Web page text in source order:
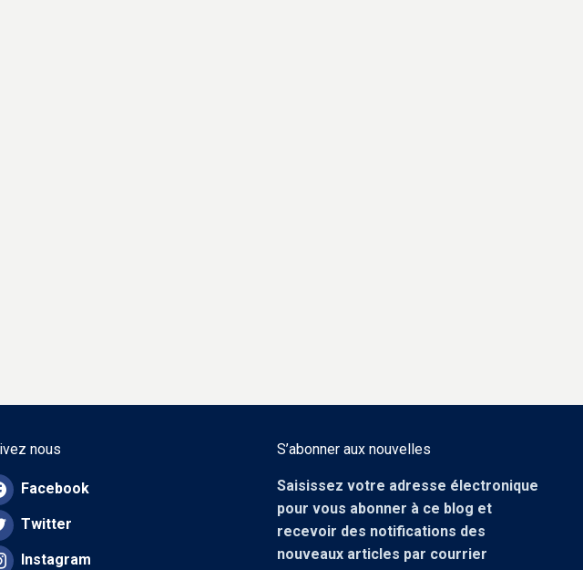
nous
Facebook
Twitter
Instagram
S’abonner aux nouvelles
Saisissez votre adresse électronique
pour vous abonner à ce blog et
recevoir des notifications des
nouveaux articles par courrier